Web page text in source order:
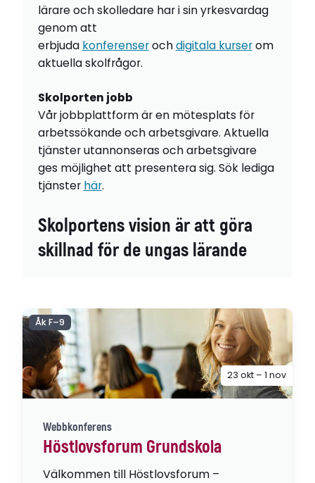
lärare och skolledare har i sin yrkesvardag
genom att
erbjuda konferenserochdigitala kurserom
aktuella skolfrågor.
Skolporten jobb
Vår jobbplattform är en mötesplats för
arbetssökande och arbetsgivare. Aktuella
tjänster utannonseras och arbetsgivare
ges möjlighet att presentera sig. Sök lediga
tjänster här.
Skolportens vision är att göra
skillnad för de ungas lärande
Webbkonferens
Höstlovsforum Grundskola
Välkommen till Höstlovsforum –
Åk F–9
23 okt – 1 nov